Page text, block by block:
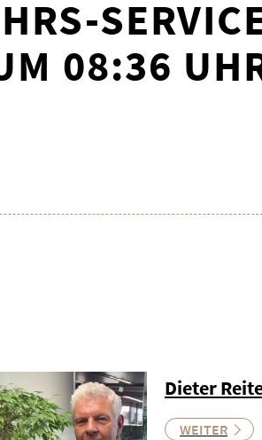
08:36
Dieter
WEITER